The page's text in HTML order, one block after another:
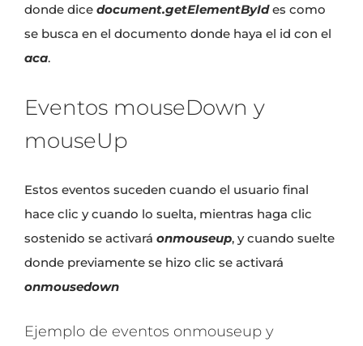
donde dice document.getElementByIdes como
se busca en el documento donde haya el id con el
aca.
Eventos mouseDown y
mouseUp
Estos eventos suceden cuando el usuario final
hace clic y cuando lo suelta, mientras haga clic
sostenido se activará onmouseup, y cuando suelte
donde previamente se hizo clic se activará
onmousedown
Ejemplo de eventos onmouseup y